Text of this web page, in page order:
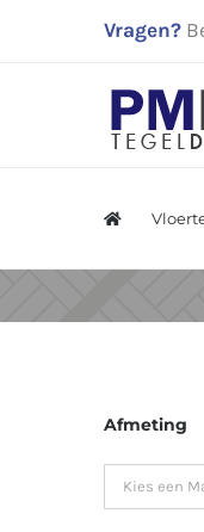
Vragen?
Afmeting